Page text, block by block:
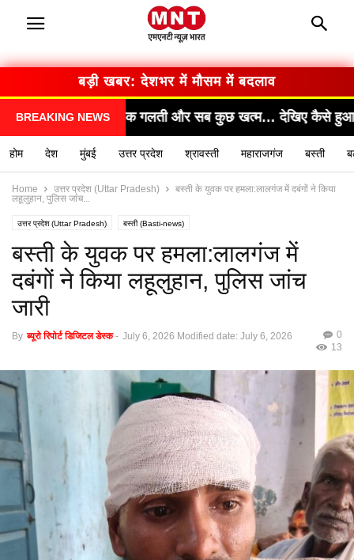
बड़ी खबर: सरकार का बड़ा फैसला
BREAKING NEWS
खत्म… देखिए कैसे हुआ हादसा!" "सामने आया चौंकाने
होम देश मुंबई उत्तर प्रदेश श्रावस्ती महाराजगंज बस्ती
Home उत्तर प्रदेश (Uttar Pradesh)
बस्ती के युवक पर हमला:लालगंज में दबंगों ने किया
लहूलुहान, पुलिस जांच...
उत्तर प्रदेश (Uttar Pradesh) बस्ती (Basti-news)
यूपी लेटेस्ट न्यूज हिन्दी (UP latest news hindi)
बस्ती के युवक पर हमला:लालगंज में
दबंगों ने किया लहूलुहान, पुलिस जांच
जारी
By ब्यूरो रिपोर्ट डिजिटल डेस्क - July 6, 2026 Modified date: July 6, 2026
0
13